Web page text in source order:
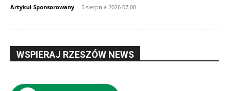
Artykuł Sponsorowany - 5 sierpnia 2026 07:00
WSPIERAJ RZESZÓW NEWS